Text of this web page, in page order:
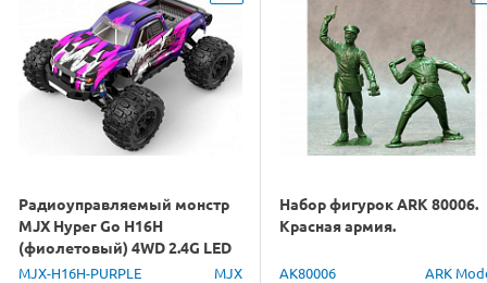
Радиоуправляемый монстр
MJX Hyper Go H16H
(фиолетовый) 4WD 2.4G LED
GPS 1/16 RTR
MJX-H16H-PURPLE MJX
Набор фигурок ARK 80006.
Красная армия.
AK80006 ARK